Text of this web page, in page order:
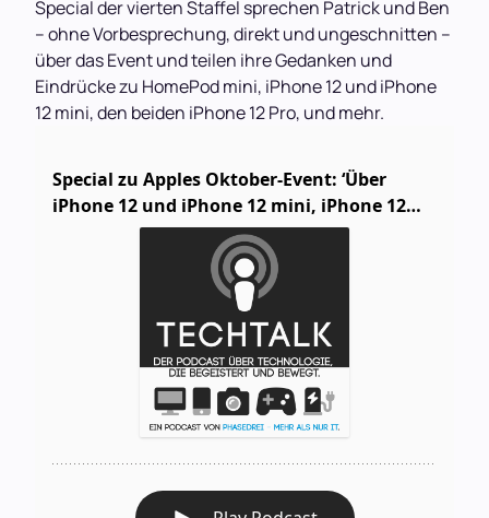
Special der vierten Staffel sprechen Patrick und Ben
– ohne Vorbesprechung, direkt und ungeschnitten –
über das Event und teilen ihre Gedanken und
Eindrücke zu HomePod mini, iPhone 12 und iPhone
12 mini, den beiden iPhone 12 Pro, und mehr.